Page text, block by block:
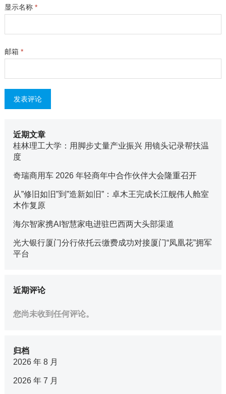
显示名称 *
邮箱 *
近期文章
桂林理工大学：用脚步丈量产业振兴 用镜头记录帮扶温
度
奇瑞商用车 2026 年轻商年中合作伙伴大会隆重召开
从”修旧如旧”到”造新如旧”：卓木王完成长江舰伟人舱室
木作复原
海尔智家携AI智慧家电进驻巴西两大头部渠道
光大银行厦门分行依托云缴费成功对接厦门“凤凰花”拥军
平台
近期评论
您尚未收到任何评论。
归档
2026 年 8 月
2026 年 7 月